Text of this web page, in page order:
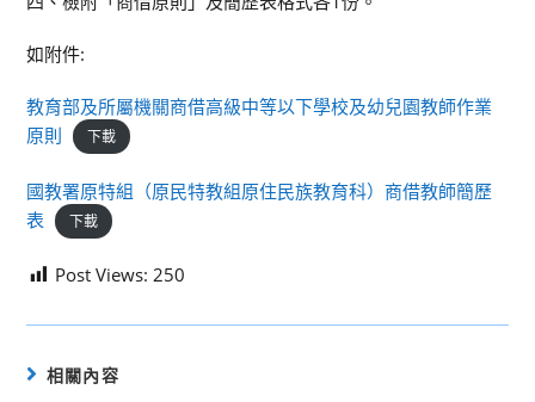
如附件:
教育部及所屬機關商借高級中等以下學校及幼兒園教師作業
原則
下載
國教署原特組（原民特教組原住民族教育科）商借教師簡歷
表
下載
Post Views: 250
相關內容